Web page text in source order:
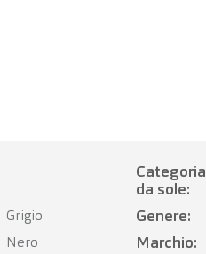
Categoria occhiali
da sole:
Grigio Genere:
Nero Marchio: